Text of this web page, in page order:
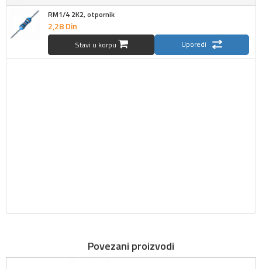
RM1/4 2K2, otpornik
2,28Din
Stavi u korpu Uporedi
Povezani proizvodi